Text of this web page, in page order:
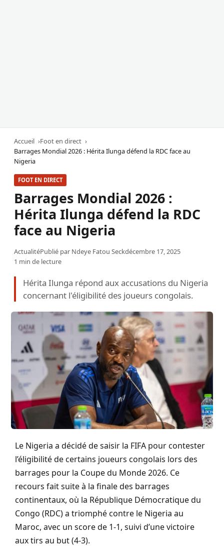
Accueil
Foot en direct
Barrages Mondial 2026 : Hérita Ilunga défend la RDC face au
Nigeria
FOOT EN DIRECT
Barrages Mondial 2026 :
Hérita Ilunga défend la RDC
face au Nigeria
ActualitéPublié par Ndeye Fatou Seckdécembre 17, 2025
1 min de lecture
Hérita Ilunga répond aux accusations du Nigeria
concernant l'éligibilité des joueurs congolais.
Le Nigeria a décidé de saisir la FIFA pour contester
l’éligibilité de certains joueurs congolais lors des
barrages pour la Coupe du Monde 2026. Ce
recours fait suite à la finale des barrages
continentaux, où la République Démocratique du
Congo (RDC) a triomphé contre le Nigeria au
Maroc, avec un score de 1-1, suivi d’une victoire
aux tirs au but (4-3).